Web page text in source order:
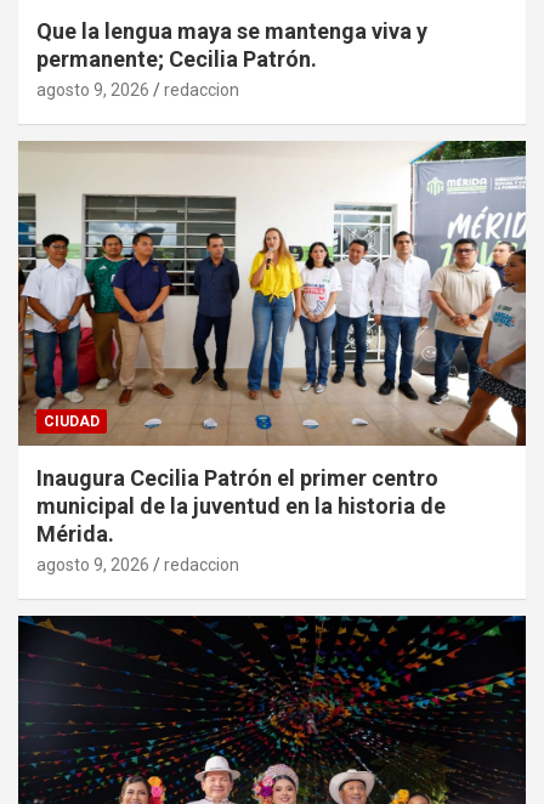
Que la lengua maya se mantenga viva y
permanente; Cecilia Patrón.
agosto 9, 2026 redaccion
CIUDAD
Inaugura Cecilia Patrón el primer centro
municipal de la juventud en la historia de
Mérida.
agosto 9, 2026 redaccion